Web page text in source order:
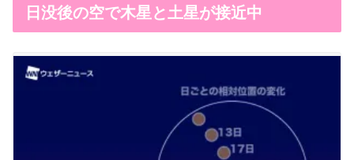
日没後の空で木星と土星が接近中